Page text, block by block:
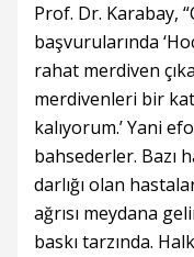
Prof. Dr. Karabay,
başvurularında
rahat merdiven
merdivenleri bir kat
kalıyorum.’ Yani
bahsederler. Bazı
darlığı olan
ağrısı meydana
baskı tarzında.